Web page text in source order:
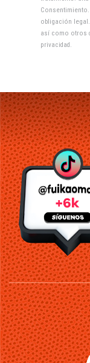
obligación
así como otros
privacidad